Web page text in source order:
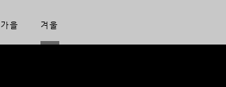
가을 겨울